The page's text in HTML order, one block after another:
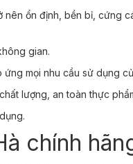
ổn định, bền bỉ, cứng
gian.
mọi nhu cầu sử dụng
lượng, an toàn thực
chính